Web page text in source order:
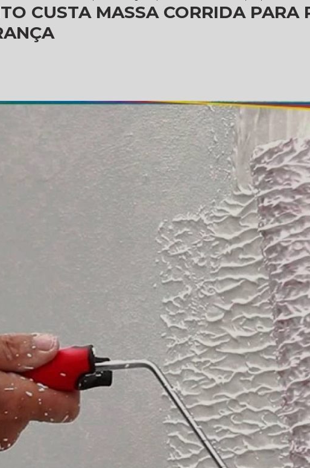
CUSTA MASSA CORRIDA PARA